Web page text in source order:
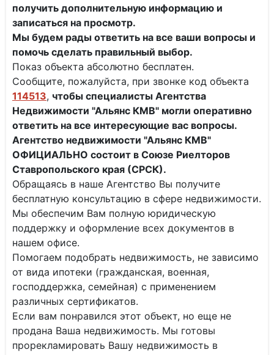
получить дополнительную информацию и
записаться на просмотр.
Мы будем рады ответить на все ваши вопросы и
помочь сделать правильный выбор.
Показ объекта абсолютно бесплатен.
Сообщите, пожалуйста, при звонке код объекта
114513, чтобы специалисты Агентства
Недвижимости "Альянс КМВ" могли оперативно
ответить на все интересующие вас вопросы.
Агентство недвижимости "Альянс КМВ"
ОФИЦИАЛЬНО состоит в Союзе Риелторов
Ставропольского края (СРСК).
Обращаясь в наше Агентство Вы получите
бесплатную консультацию в сфере недвижимости.
Мы обеспечим Вам полную юридическую
поддержку и оформление всех документов в
нашем офисе.
Помогаем подобрать недвижимость, не зависимо
от вида ипотеки (гражданская, военная,
господдержка, семейная) с применением
различных сертификатов.
Если вам понравился этот объект, но еще не
продана Ваша недвижимость. Мы готовы
прорекламировать Вашу недвижимость в